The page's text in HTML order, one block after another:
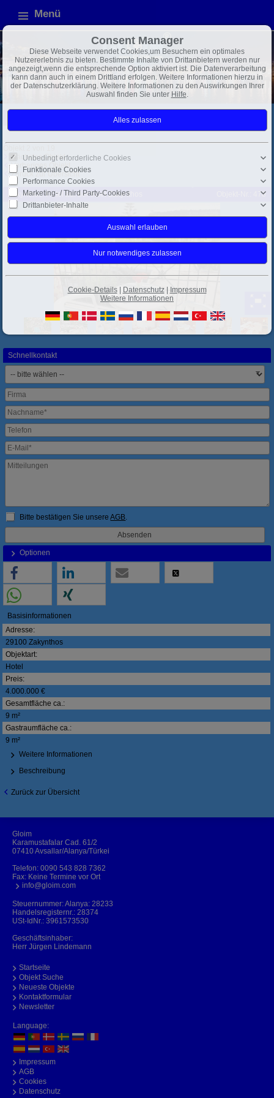
Menü
Exposé
Nächstes Objekt
Vorheriges Objekt
Zurück zur Übersicht
Zakynthos: Hotel auf der Insel Zakynthos Objekt-Nr.: 478
Schnellkontakt
Bitte bestätigen Sie unsereAGB.
Optionen
Basisinformationen
Adresse:
29100 Zakynthos
Objektart:
Hotel
Preis:
4.000.000 €
Gesamtfläche ca.:
9 m²
Gastraumfläche ca.:
9 m²
Weitere Informationen
Beschreibung
Zurück zur Übersicht
Gloim
Karamustafalar Cad. 61/2
07410 Avsallar/Alanya/Türkei
Telefon: 0090 543 828 7362
Fax: Keine Termine vor Ort
info@gloim.com
Steuernummer: Alanya: 28233
Handelsregisternr.: 28374
USt-IdNr.: 3961573530
Geschäftsinhaber:
Herr Jürgen Lindemann
Startseite
Objekt Suche
Neueste Objekte
Kontaktformular
Newsletter
Language:
Impressum
AGB
Cookies
Datenschutz
Consent Manager
Diese Webseite verwendet Cookies,um Besuchern ein optimales
Nutzererlebnis zu bieten. Bestimmte Inhalte von Drittanbietern werden nur
angezeigt,wenn die entsprechende Option aktiviert ist. Die Datenverarbeitung
kann dann auch in einem Drittland erfolgen. Weitere Informationen hierzu in
der Datenschutzerklärung. Weitere Informationen zu den Auswirkungen Ihrer
Auswahl finden Sie unter Hilfe.
Unbedingt erforderliche Cookies
Funktionale Cookies
Performance Cookies
Marketing- / Third Party-Cookies
Drittanbieter-Inhalte
Cookie-Details| Datenschutz| Impressum
Weitere Informationen